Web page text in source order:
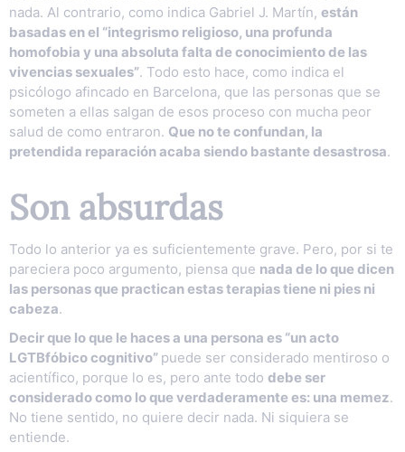
nada. Al contrario, como indica Gabriel J. Martín, están
basadas en el “integrismo religioso, una profunda
homofobia y una absoluta falta de conocimiento de las
vivencias sexuales”. Todo esto hace, como indica el
psicólogo afincado en Barcelona, que las personas que se
someten a ellas salgan de esos proceso con mucha peor
salud de como entraron. Que no te confundan, la
pretendida reparación acaba siendo bastante desastrosa.
Son absurdas
Todo lo anterior ya es suficientemente grave. Pero, por si te
pareciera poco argumento, piensa que nada de lo que dicen
las personas que practican estas terapias tiene ni pies ni
cabeza.
Decir que lo que le haces a una persona es “un acto
LGTBfóbico cognitivo” puede ser considerado mentiroso o
acientífico, porque lo es, pero ante todo debe ser
considerado como lo que verdaderamente es: una memez.
No tiene sentido, no quiere decir nada. Ni siquiera se
entiende.